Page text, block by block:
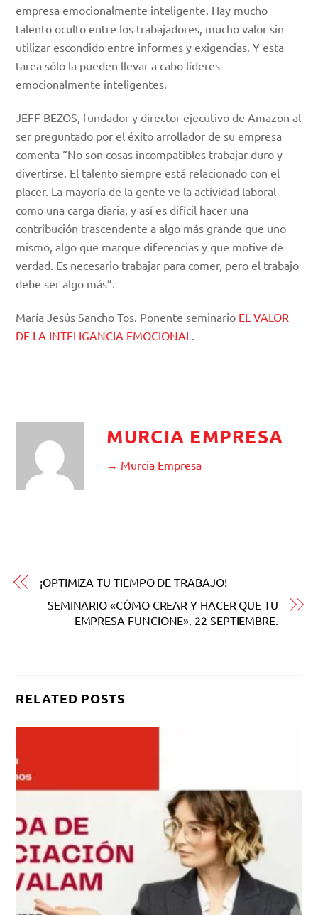
empresa emocionalmente inteligente. Hay mucho
talento oculto entre los trabajadores, mucho valor sin
utilizar escondido entre informes y exigencias. Y esta
tarea sólo la pueden llevar a cabo líderes
emocionalmente inteligentes.
JEFF BEZOS, fundador y director ejecutivo de Amazon al
ser preguntado por el éxito arrollador de su empresa
comenta “No son cosas incompatibles trabajar duro y
divertirse. El talento siempre está relacionado con el
placer. La mayoría de la gente ve la actividad laboral
como una carga diaria, y así es difícil hacer una
contribución trascendente a algo más grande que uno
mismo, algo que marque diferencias y que motive de
verdad. Es necesario trabajar para comer, pero el trabajo
debe ser algo más”.
María Jesús Sancho Tos. Ponente seminario EL VALOR
DE LA INTELIGANCIA EMOCIONAL
MURCIA EMPRESA
→ Murcia Empresa
¡OPTIMIZA TU TIEMPO DE TRABAJO!
SEMINARIO «CÓMO CREAR Y HACER QUE TU
EMPRESA FUNCIONE». 22 SEPTIEMBRE.
RELATED POSTS